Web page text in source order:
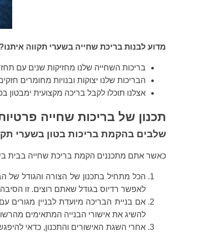
מדוע לבנות בריכת שחייה בשערי תקווה איתנו?
בריכות השחייה שלנו מחזיקות שנים עם
הבריכות שלנו יצוקות ובנויות מחומרים
אצלנו תוכלו לקבל בריכה מקצועית ימבטון
תכנון של בריכות שחייה
שלבים בהקמת בריכות בטון בשערי
כאשר אתם מתכננים הקמת בריכת שחייה בבית
הכל מתחיל בתכנון של הצורה והגודל של
לאפשר רדיוס בגודל שאתם רוצים. זו
אם בניית הבריכה מיועדת לבניין
להשיג את אישורי הבנייה המתאימים
אחרי השגת האישורים והתכנון, כדאי